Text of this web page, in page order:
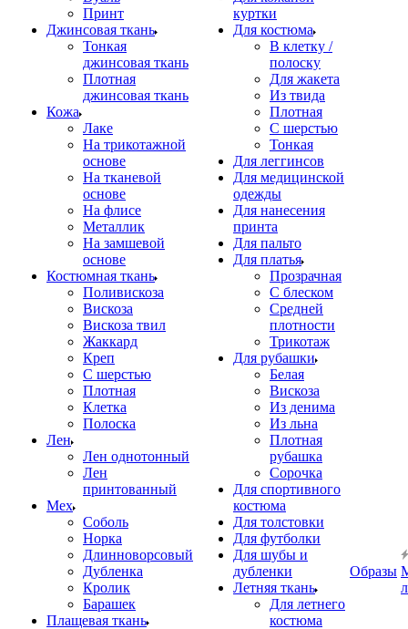
Принт
Джинсовая ткань
Тонкая
джинсовая ткань
Плотная
джинсовая ткань
Кожа
Лаке
На трикотажной
основе
На тканевой
основе
На флисе
Металлик
На замшевой
основе
Костюмная ткань
Поливискоза
Вискоза
Вискоза твил
Жаккард
Креп
С шерстью
Плотная
Клетка
Полоска
Лен
Лен однотонный
Лен
принтованный
Мех
Соболь
Норка
Длинноворсовый
Дубленка
Кролик
Барашек
Плащевая ткань
куртки
Для костюма
В клетку /
полоску
Для жакета
Из твида
Плотная
С шерстью
Тонкая
Для леггинсов
Для медицинской
одежды
Для нанесения
принта
Для пальто
Для платья
Прозрачная
С блеском
Средней
плотности
Трикотаж
Для рубашки
Белая
Вискоза
Из денима
Из льна
Плотная
рубашка
Сорочка
Для спортивного
костюма
Для толстовки
Для футболки
Для шубы и
дубленки
Летняя ткань
Для летнего
костюма
Образы